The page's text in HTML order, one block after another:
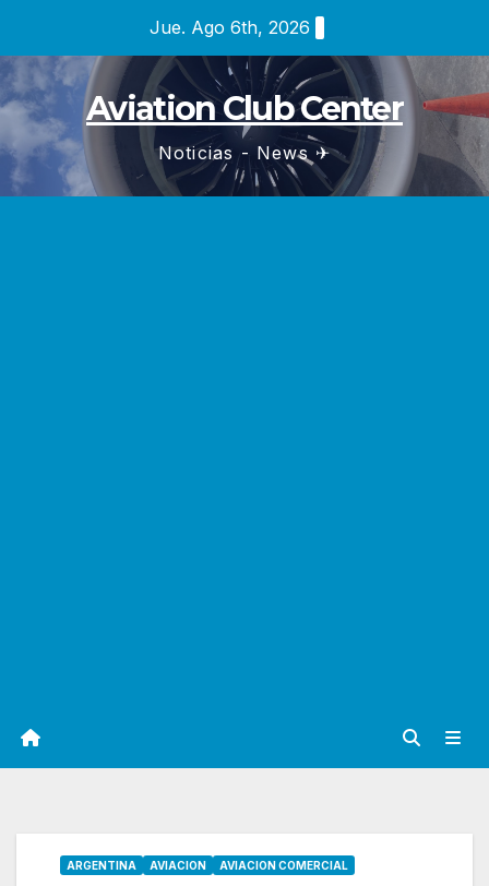
contenido
Jue. Ago 6th, 2026
Aviation Club Center
Noticias - News ✈
ARGENTINA AVIACION AVIACION COMERCIAL